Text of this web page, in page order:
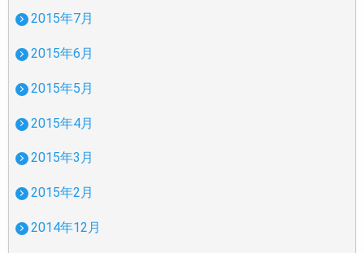
2015年7月
2015年6月
2015年5月
2015年4月
2015年3月
2015年2月
2014年12月